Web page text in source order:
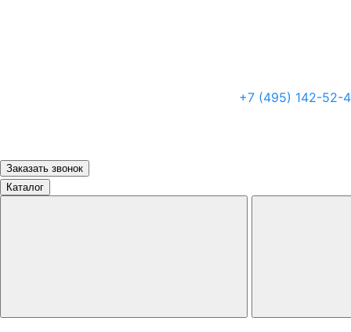
+7 (495) 142-52-
Заказать звонок
Каталог